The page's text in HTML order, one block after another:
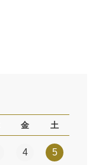
金 土
4 5